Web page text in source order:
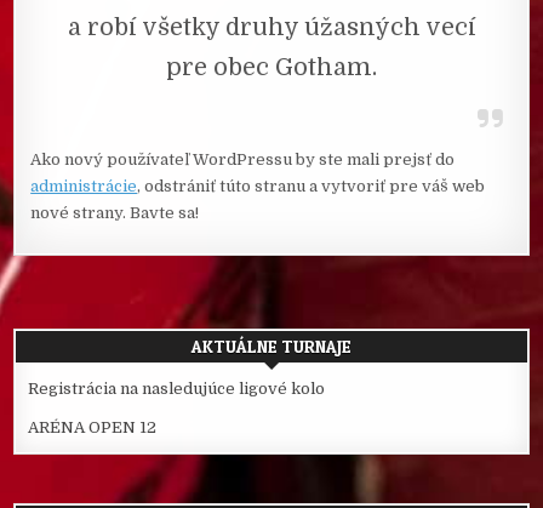
a robí všetky druhy úžasných vecí
pre obec Gotham.
Ako nový používateľ WordPressu by ste mali prejsť do
administrácie, odstrániť túto stranu a vytvoriť pre váš web
nové strany. Bavte sa!
AKTUÁLNE TURNAJE
Registrácia na nasledujúce ligové kolo
ARÉNA OPEN 12